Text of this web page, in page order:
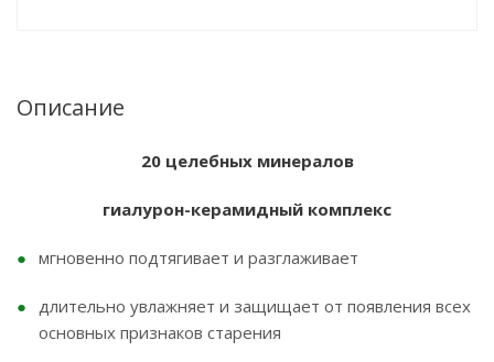
Описание
20 целебных минералов
гиалурон-керамидный комплекс
мгновенно подтягивает и разглаживает
длительно увлажняет и защищает от появления всех
основных признаков старения